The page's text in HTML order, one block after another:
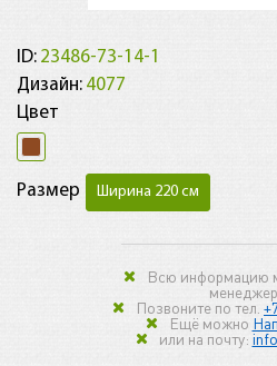
ID: 23486-73-14-1
Дизайн: 4077
Цвет
Размер Ширина 220 см
Всю информацию
Позвоните по тел.
Ещё можно
или на почту: